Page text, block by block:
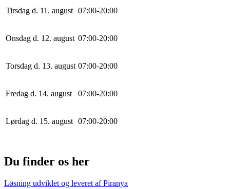
Tirsdag d. 11. august 07:00-20:00
Onsdag d. 12. august 07:00-20:00
Torsdag d. 13. august 07:00-20:00
Fredag d. 14. august 07:00-20:00
Lørdag d. 15. august 07:00-20:00
Du finder os her
Løsning udviklet og leveret afPiranya